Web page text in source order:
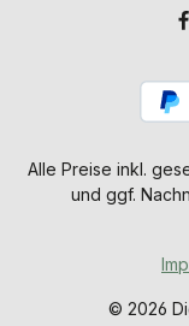
Alle Preise inkl.
und ggf.
© 2026